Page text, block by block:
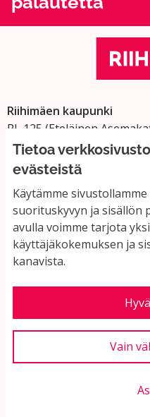
Tietoa
evästeistä
Käytämme
suorituskyvyn ja sisällön
avulla voimme tarjota
käyttäjäkokemuksen ja
kanavista.
Vain
Riihimäen kaupunki
PL 125 (Eteläinen
11101 Riihimäki
Vaihde: 019 758 4000
Sähköpostiosoitteet:
Yhteystiedot ja usein
Käyttöehdot
Evästeasetukset